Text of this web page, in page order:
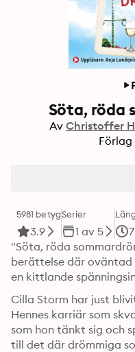
Söta, röda
Av Christoffer
Förlag
5981 betyg
3.9
Serier
1 av 5
"Söta, röda
berättelse där
en kittlande
Cilla Storm har just
Hennes karriär som
som hon tänkt sig och
till det där drömmiga